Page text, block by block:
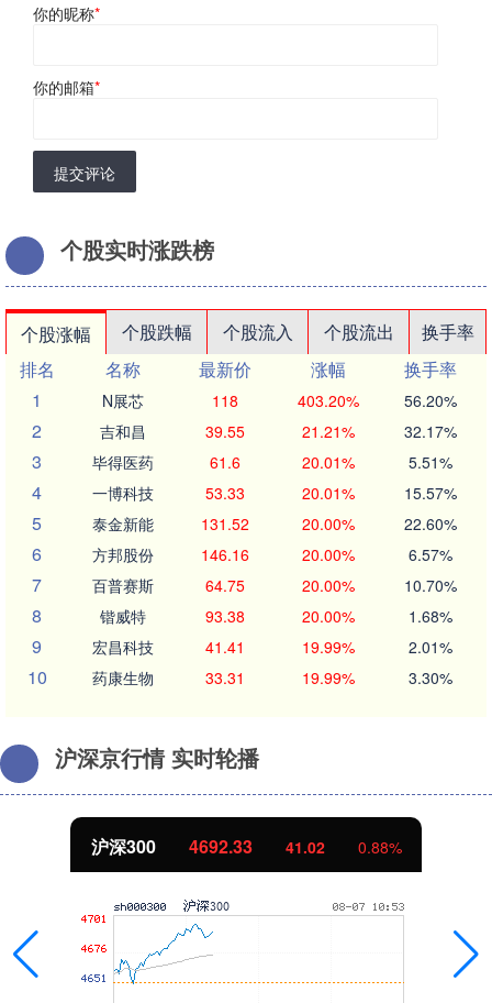
你的昵称*
你的邮箱*
提交评论
个股实时涨跌榜
个股涨幅 个股跌幅 个股流入 个股流出
换手率
排名
名称 最新价 涨幅
换手率
1
N展芯 118 403.20% 56.20%
2 吉和昌 39.55 21.21% 32.17%
3 毕得医药 61.6 20.01% 5.51%
4 一博科技 53.33 20.01% 15.57%
5 泰金新能 131.52 20.00% 22.60%
6 方邦股份 146.16 20.00% 6.57%
7 百普赛斯 64.75 20.00% 10.70%
8 锴威特 93.38 20.00% 1.68%
9 宏昌科技 41.41 19.99% 2.01%
10 药康生物 33.31 19.99% 3.30%
沪深京行情 实时轮播
北证50 1122.99 0.11 0.01%